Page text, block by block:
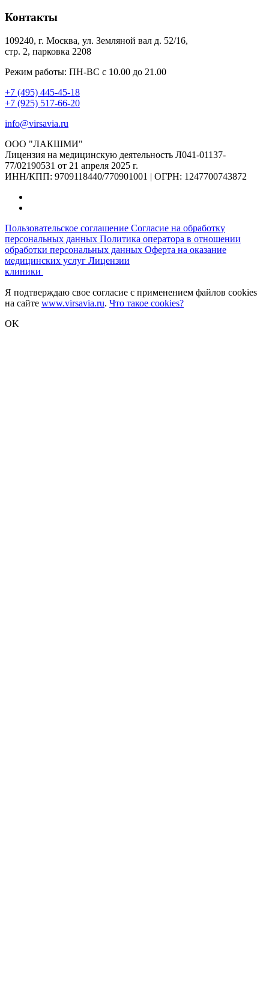
Контакты
109240, г. Москва, ул. Земляной вал д. 52/16,
стр. 2, парковка 2208
Режим работы: ПН-ВС с 10.00 до 21.00
+7 (495) 445-45-18
+7 (925) 517-66-20
info@virsavia.ru
ООО "ЛАКШМИ"
Лицензия на медицинскую деятельность Л041-01137-
77/02190531 от 21 апреля 2025 г.
ИНН/КПП: 9709118440/770901001 | ОГРН: 1247700743872
Пользовательское соглашение Согласие на обработку
персональных данных Политика оператора в отношении
обработки персональных данных Оферта на оказание
медицинских услуг Лицензии
клиники
Я подтверждаю свое согласие с применением файлов cookies
на сайте www.virsavia.ru. Что такое cookies?
OK